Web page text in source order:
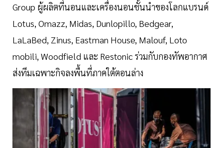
Group ผู้ผลิตที่นอนและเครื่องนอนชั้นนำของโลกแบรนด์
Lotus, Omazz, Midas, Dunlopillo, Bedgear,
LaLaBed, Zinus, Eastman House, Malouf, Loto
mobili, Woodfield และ Restonic ร่วมกับกองทัพอากาศ
ส่งทีมเฉพาะกิจลงพื้นที่ภาคใต้ตอนล่าง